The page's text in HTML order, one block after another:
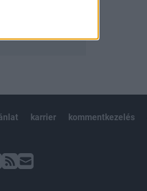
karrier kommentkezelés